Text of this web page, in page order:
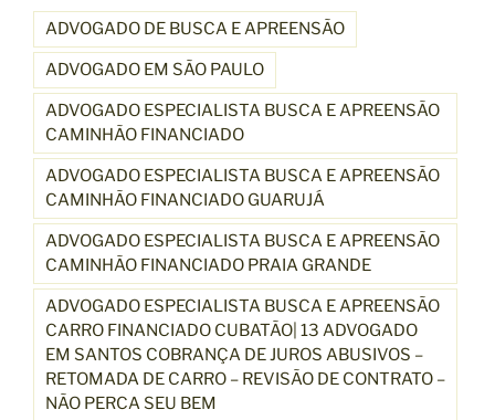
ADVOGADO DE BUSCA E APREENSÃO
ADVOGADO EM SÃO PAULO
ADVOGADO ESPECIALISTA BUSCA E APREENSÃO
CAMINHÃO FINANCIADO
ADVOGADO ESPECIALISTA BUSCA E APREENSÃO
CAMINHÃO FINANCIADO GUARUJÁ
ADVOGADO ESPECIALISTA BUSCA E APREENSÃO
CAMINHÃO FINANCIADO PRAIA GRANDE
ADVOGADO ESPECIALISTA BUSCA E APREENSÃO
CARRO FINANCIADO CUBATÃO| 13 ADVOGADO
EM SANTOS COBRANÇA DE JUROS ABUSIVOS –
RETOMADA DE CARRO – REVISÃO DE CONTRATO –
NÃO PERCA SEU BEM